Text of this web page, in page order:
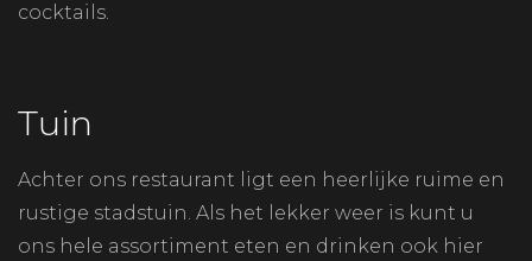
cocktails.
Tuin
Achter ons restaurant ligt een heerlijke ruime en
rustige stadstuin. Als het lekker weer is kunt u
ons hele assortiment eten en drinken ook hier